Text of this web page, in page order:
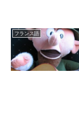
フランス語